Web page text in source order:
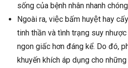
sống của bệnh nhân nhanh
Ngoài ra, việc bấm huyệt hay
tinh thần và tình trạng suy
ngon giấc hơn đáng kể. Do đó,
khuyến khích áp dụng cho